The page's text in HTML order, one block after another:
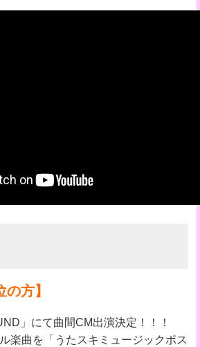
の方】
」にて曲間CM出演決定！！！
楽曲を「うたスキミュージックポス